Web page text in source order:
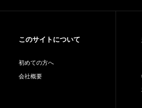
このサイトについて
初めての方へ
会社概要